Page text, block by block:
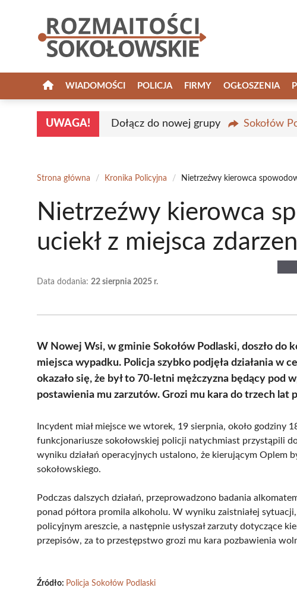
WIADOMOŚCI POLICJA FIRMY OGŁOSZENIA
UWAGA! Dołącz do nowej grupy Sokołów
Strona główna / Kronika Policyjna / Nietrzeźwy kierowca
Nietrzeźwy kierowca
uciekł z miejsca
Data dodania: 22 sierpnia 2025 r.
W Nowej Wsi, w gminie Sokołów Podlaski, doszło do
miejsca wypadku. Policja szybko podjęła działania w
okazało się, że był to 70-letni mężczyzna będący pod
postawienia mu zarzutów. Grozi mu kara do trzech lat
Incydent miał miejsce we wtorek, 19 sierpnia, około godziny
funkcjonariusze sokołowskiej policji natychmiast przystąpili
wyniku działań operacyjnych ustalono, że kierującym Oplem
sokołowskiego.
Podczas dalszych działań, przeprowadzono badania
ponad półtora promila alkoholu. W wyniku zaistniałej
policyjnym areszcie, a następnie usłyszał zarzuty dotyczące
przepisów, za to przestępstwo grozi mu kara pozbawienia
Źródło: Policja Sokołów Podlaski